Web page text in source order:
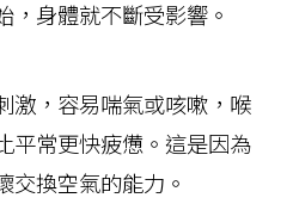
，身體就不斷受影響。
激，容易喘氣或咳嗽，喉
平常更快疲憊。這是因為
交換空氣的能力。